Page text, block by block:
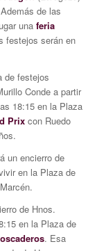
de las
una feria
festejos serán en
de festejos
Conde a partir
18:15 en la Plaza
Prixcon Ruedo
un encierro de
en la Plaza de
de Hnos.
en la Plaza de
. Esa